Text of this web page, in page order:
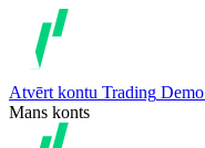
Atvērt kontu Trading Demo
Mans konts